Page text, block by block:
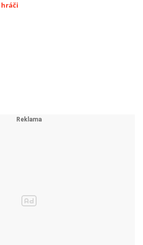
hráči